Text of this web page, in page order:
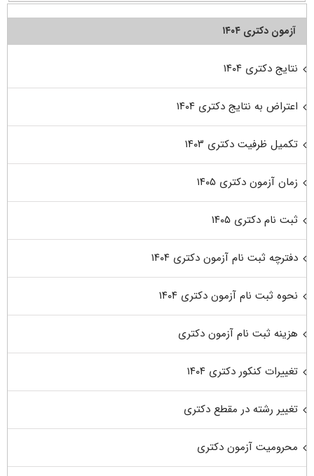
آزمون دکتری ۱۴۰۴
نتایج دکتری ۱۴۰۴
اعتراض به نتایج دکتری ۱۴۰۴
تکمیل ظرفیت دکتری ۱۴۰۳
زمان آزمون دکتری ۱۴۰۵
ثبت نام دکتری ۱۴۰۵
دفترچه ثبت نام آزمون دکتری ۱۴۰۴
نحوه ثبت نام آزمون دکتری ۱۴۰۴
هزینه ثبت نام آزمون دکتری
تغییرات کنکور دکتری ۱۴۰۴
تغییر رشته در مقطع دکتری
محرومیت آزمون دکتری